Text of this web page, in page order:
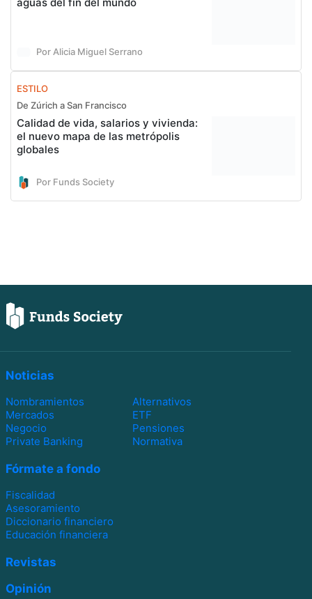
Por Alicia Miguel Serrano
ESTILO
De Zúrich a San Francisco
Calidad de vida, salarios y vivienda:
el nuevo mapa de las metrópolis
globales
Por Funds Society
Noticias
Nombramientos
Alternativos
Mercados
ETF
Negocio
Pensiones
Private Banking
Normativa
Fórmate a fondo
Fiscalidad
Asesoramiento
Diccionario financiero
Educación financiera
Revistas
Opinión